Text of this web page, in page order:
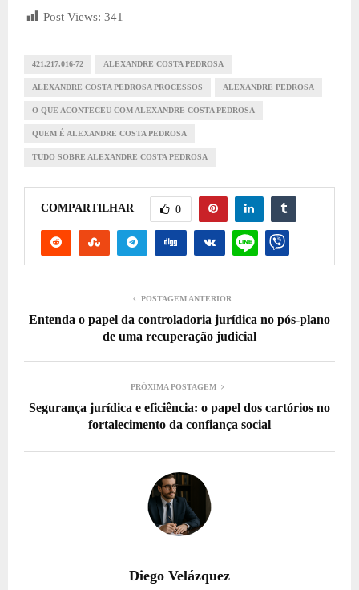
Post Views: 341
421.217.016-72 ALEXANDRE COSTA PEDROSA
ALEXANDRE COSTA PEDROSA PROCESSOS ALEXANDRE PEDROSA
O QUE ACONTECEU COM ALEXANDRE COSTA PEDROSA
QUEM É ALEXANDRE COSTA PEDROSA
TUDO SOBRE ALEXANDRE COSTA PEDROSA
COMPARTILHAR 0
POSTAGEM ANTERIOR
Entenda o papel da controladoria jurídica no pós-plano
de uma recuperação judicial
PRÓXIMA POSTAGEM
Segurança jurídica e eficiência: o papel dos cartórios no
fortalecimento da confiança social
Diego Velázquez